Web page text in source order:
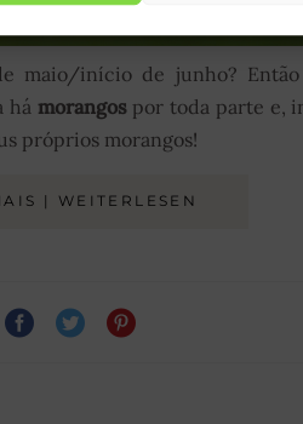
maio/início de junho?
há morangospor toda parte e,
próprios morangos!
| WEITERLESEN